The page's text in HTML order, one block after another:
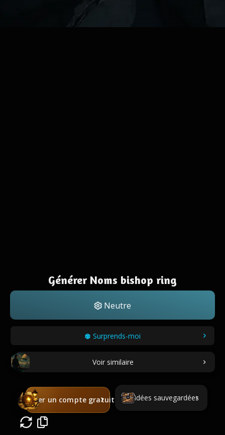
Générer Noms bishop ring
Neutre
Surprends-moi
Voir similaire
Créer un compte gratuit Idées sauvegardées